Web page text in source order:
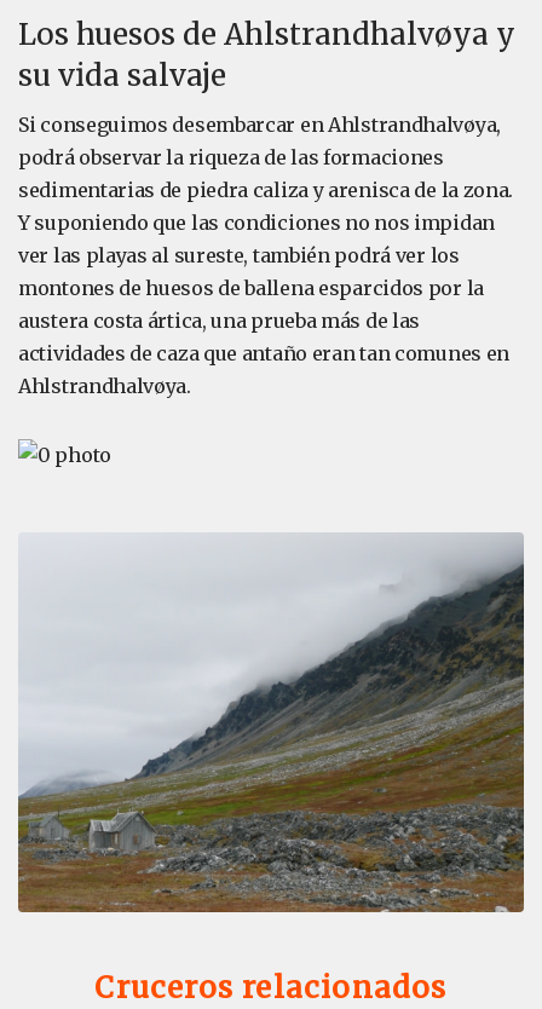
Los huesos de Ahlstrandhalvøya y
su vida salvaje
Si conseguimos desembarcar en Ahlstrandhalvøya,
podrá observar la riqueza de las formaciones
sedimentarias de piedra caliza y arenisca de la zona.
Y suponiendo que las condiciones no nos impidan
ver las playas al sureste, también podrá ver los
montones de huesos de ballena esparcidos por la
austera costa ártica, una prueba más de las
actividades de caza que antaño eran tan comunes en
Ahlstrandhalvøya.
Cruceros relacionados